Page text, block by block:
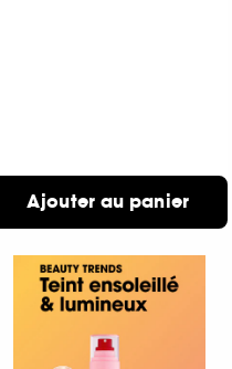
Ajouter au panier